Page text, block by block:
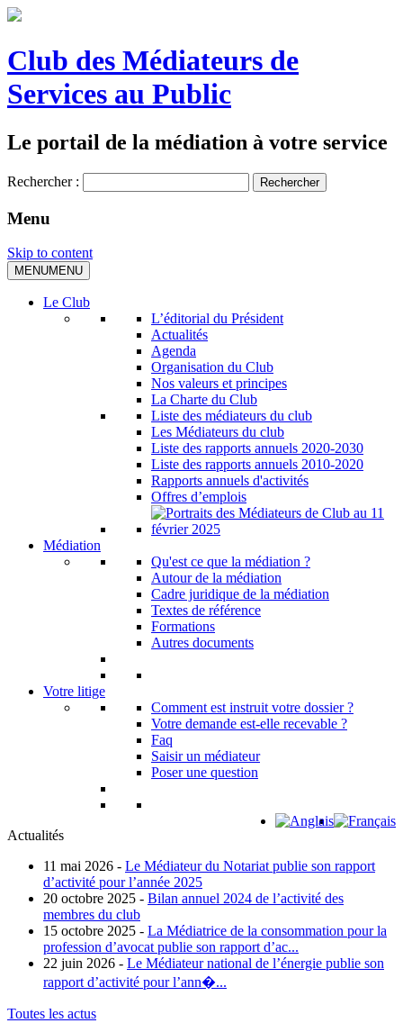
Club des Médiateurs de
Services au Public
Le portail de la médiation à votre service
Rechercher :
Menu
Skip to content
MENUMENU
Le Club
L’éditorial du Président
Actualités
Agenda
Organisation du Club
Nos valeurs et principes
La Charte du Club
Liste des médiateurs du club
Les Médiateurs du club
Liste des rapports annuels 2020-2030
Liste des rapports annuels 2010-2020
Rapports annuels d'activités
Offres d’emplois
Médiation
Qu'est ce que la médiation ?
Autour de la médiation
Cadre juridique de la médiation
Textes de référence
Formations
Autres documents
Votre litige
Comment est instruit votre dossier ?
Votre demande est-elle recevable ?
Faq
Saisir un médiateur
Poser une question
Actualités
11 mai 2026 - Le Médiateur du Notariat publie son rapport
d’activité pour l’année 2025
20 octobre 2025 - Bilan annuel 2024 de l’activité des
membres du club
15 octobre 2025 - La Médiatrice de la consommation pour la
profession d’avocat publie son rapport d’ac...
22 juin 2026 - Le Médiateur national de l’énergie publie son
rapport d’activité pour l’ann�...
Toutes les actus